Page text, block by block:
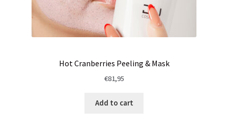
Hot Cranberries Peeling & Mask
€81,95
Add to cart